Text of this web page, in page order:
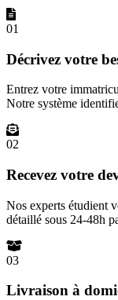
01
Décrivez votre
Entrez votre
Notre système
02
Recevez votre
Nos experts étudient
détaillé sous 24-48h
03
Livraison à